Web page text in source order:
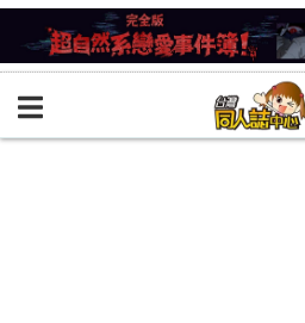
BOOKY書集倉庫